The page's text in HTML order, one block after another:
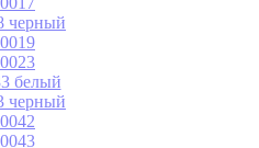
черный
белый
черный